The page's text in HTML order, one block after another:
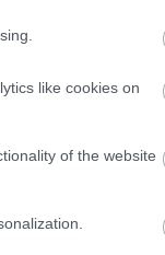
like cookies on
of the website